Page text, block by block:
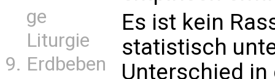
ge
Liturgie
Erdbeben
Es ist kein
statistisch
Unterschied